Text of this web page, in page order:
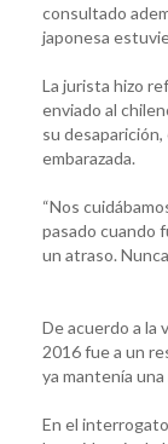
consultado
japonesa
La jurista hizo
enviado al
su
embarazada.
“Nos
pasado cuando
un atraso.
De acuerdo a la
2016 fue a un
ya mantenía
En el